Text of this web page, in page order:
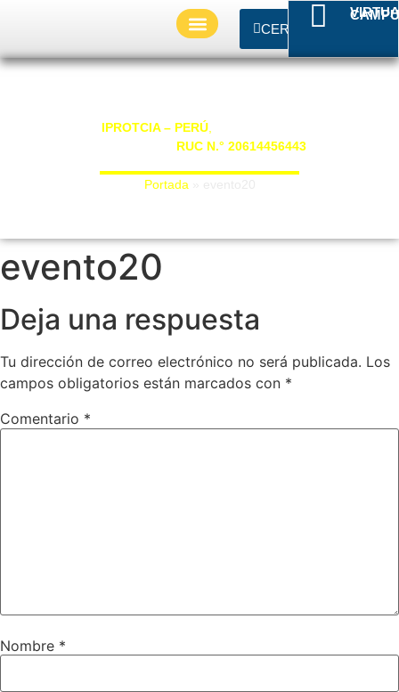
CERTIFICADO
IPROTCIA – PERÚ
RUC N.° 20614456443
Portada»
evento20
Deja una respuesta
Tu dirección de correo electrónico no será publicada. Los
campos obligatorios están marcados con *
Comentario *
Nombre *